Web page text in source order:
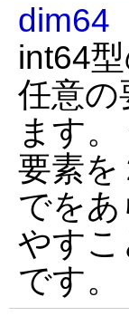
dim64
int64
任意の
ます
要素を
でを
やすこ
です。